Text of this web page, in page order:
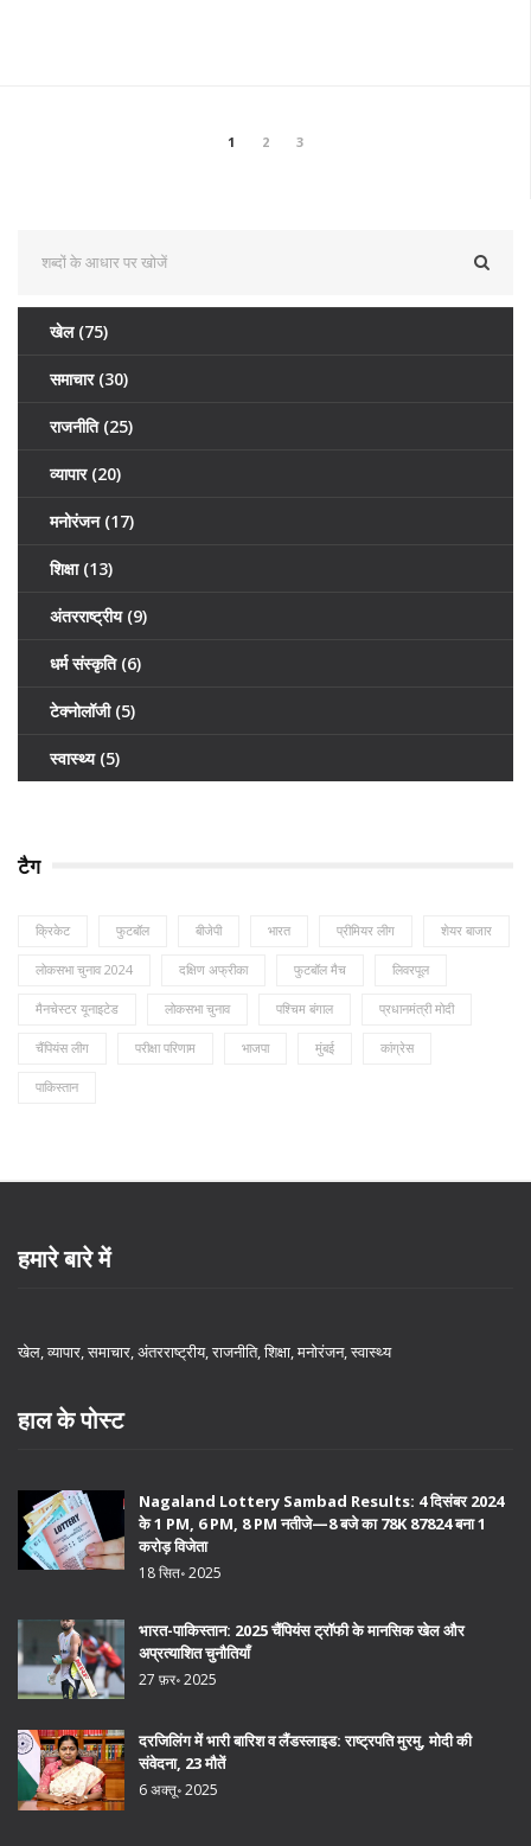
1 2 3
खेल (75)
समाचार (30)
राजनीति (25)
व्यापार (20)
मनोरंजन (17)
शिक्षा (13)
अंतरराष्ट्रीय (9)
धर्म संस्कृति (6)
टेक्नोलॉजी (5)
स्वास्थ्य (5)
टैग
क्रिकेट फुटबॉल बीजेपी भारत प्रीमियर लीग शेयर बाजार
लोकसभा चुनाव 2024 दक्षिण अफ्रीका फुटबॉल मैच लिवरपूल
मैनचेस्टर यूनाइटेड लोकसभा चुनाव पश्चिम बंगाल प्रधानमंत्री मोदी
चैंपियंस लीग परीक्षा परिणाम भाजपा मुंबई कांग्रेस
पाकिस्तान
हमारे बारे में
खेल, व्यापार, समाचार, अंतरराष्ट्रीय, राजनीति, शिक्षा, मनोरंजन, स्वास्थ्य
हाल के पोस्ट
Nagaland Lottery Sambad Results: 4 दिसंबर 2024
के 1 PM, 6 PM, 8 PM नतीजे—8 बजे का 78K 87824 बना 1
करोड़ विजेता
18 सित॰ 2025
भारत-पाकिस्तान: 2025 चैंपियंस ट्रॉफी के मानसिक खेल और
अप्रत्याशित चुनौतियाँ
27 फ़र॰ 2025
दरजिलिंग में भारी बारिश व लैंडस्लाइड: राष्ट्रपति मुरमु, मोदी की
संवेदना, 23 मौतें
6 अक्तू॰ 2025